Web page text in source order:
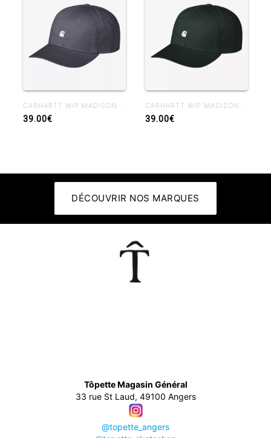
CARHARTT WIP MADISON LOGO CAP SHADY PURPLE
39.00€
CARHARTT WIP MADISON LOGO CAP DARK SCARAB WHITE
39.00€
DÉCOUVRIR NOS MARQUES
Tôpette Magasin Général
33 rue St Laud, 49100 Angers
@topette_angers